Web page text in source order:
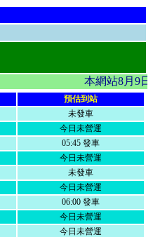
本網站8月9
預估到站
未發車
今日未營運
05:45 發車
今日未營運
未發車
今日未營運
06:00 發車
今日未營運
今日未營運